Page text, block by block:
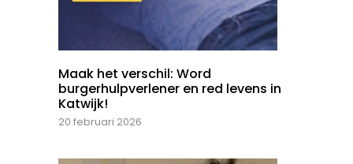
Maak het verschil: Word
burgerhulpverlener en red levens in
Katwijk!
20 februari 2026